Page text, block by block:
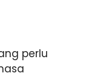
perlu